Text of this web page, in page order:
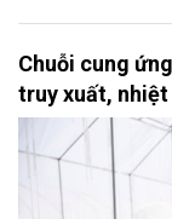
Chuỗi cung
truy xuất,